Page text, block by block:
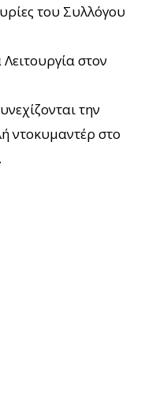
του Συλλόγου
στον
την
ντοκυμαντέρ στο